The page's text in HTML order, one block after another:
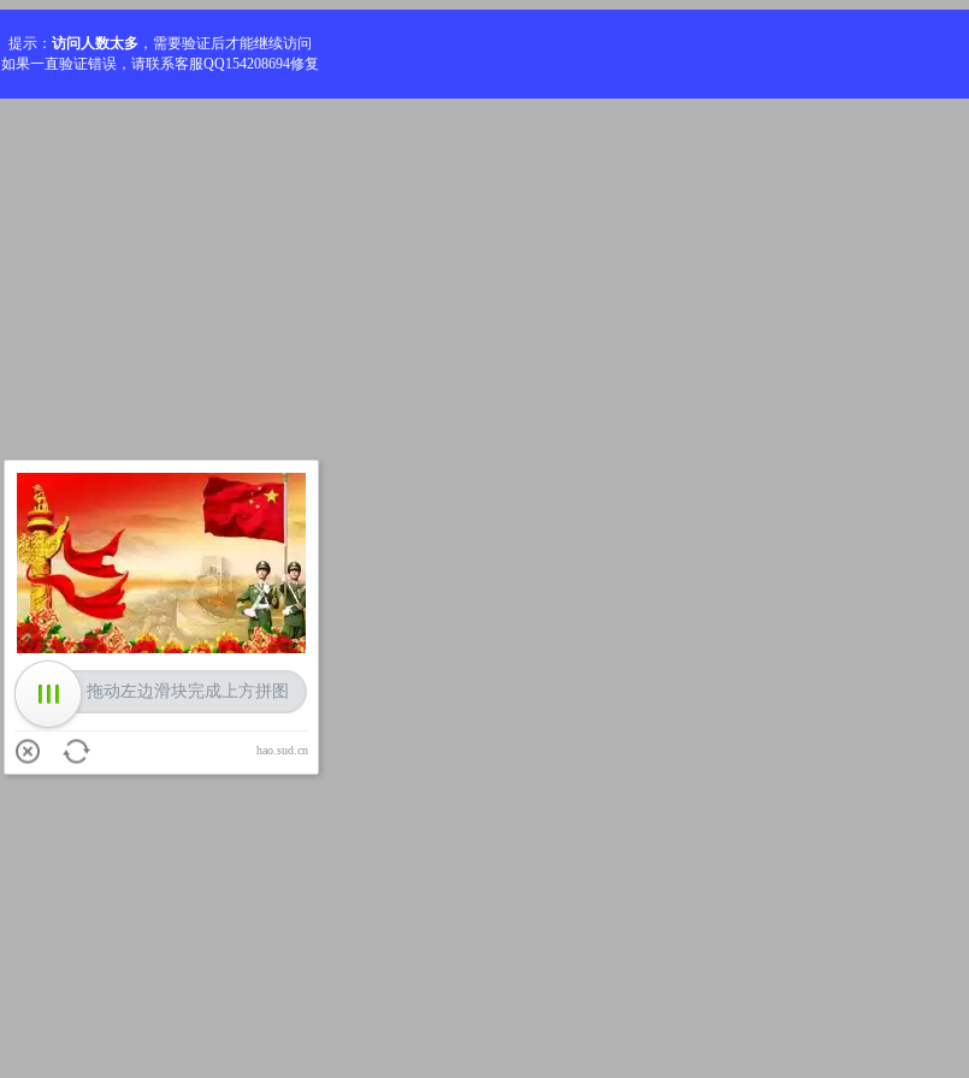
提示： 访问人数太多 ，需要验证后才能继续访问
如果一直验证错误，请联系客服QQ154208694修复
加载中
拖动左边滑块完成上方拼图
hao.sud.cn